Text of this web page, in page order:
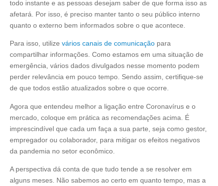
todo instante e as pessoas desejam saber de que forma isso as
afetará. Por isso, é preciso manter tanto o seu público interno
quanto o externo bem informados sobre o que acontece.
Para isso, utilize vários canais de comunicação para
compartilhar informações. Como estamos em uma situação de
emergência, vários dados divulgados nesse momento podem
perder relevância em pouco tempo. Sendo assim, certifique-se
de que todos estão atualizados sobre o que ocorre.
Agora que entendeu melhor a ligação entre Coronavírus e o
mercado, coloque em prática as recomendações acima. É
imprescindível que cada um faça a sua parte, seja como gestor,
empregador ou colaborador, para mitigar os efeitos negativos
da pandemia no setor econômico.
A perspectiva dá conta de que tudo tende a se resolver em
alguns meses. Não sabemos ao certo em quanto tempo, mas a